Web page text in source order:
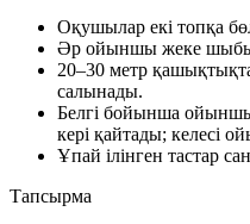
Оқушылар екі топқа
Әр ойыншы жеке
20–30 метр
салынады.
Белгі бойынша
кері қайтады; келесі
Ұпай ілінген тастар
Тапсырма